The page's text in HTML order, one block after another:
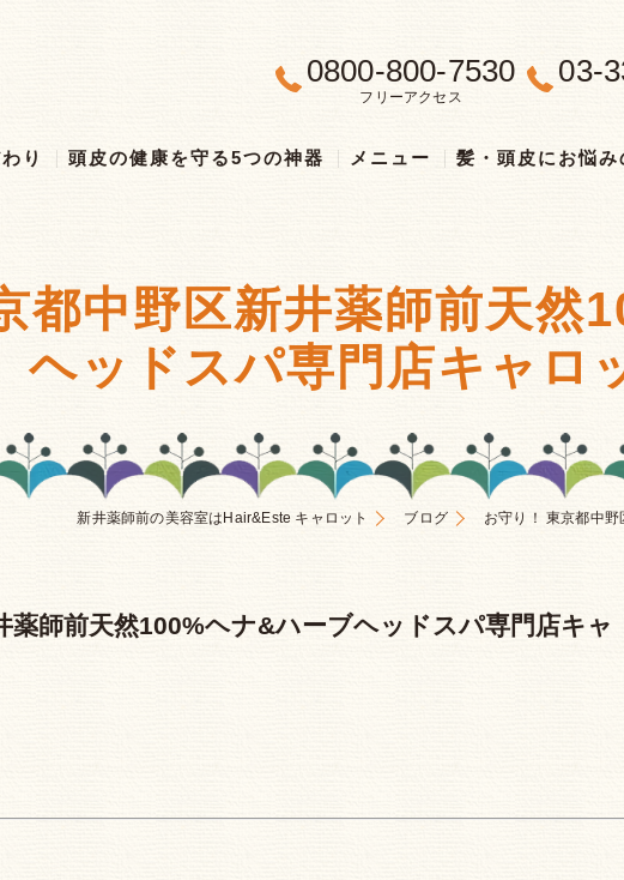
0800-800-7530
フリーアクセス
03-
り 頭皮の健康を守る5つの神器 メニュー 髪・頭皮にお悩み
都中野区新井薬師前天然
ヘッドスパ専門店キャロ
新井薬師前の美容室はHair&Este キャロット ブログ お守り！ 東京都中
薬師前天然100%ヘナ&ハーブヘッドスパ専門店キャ